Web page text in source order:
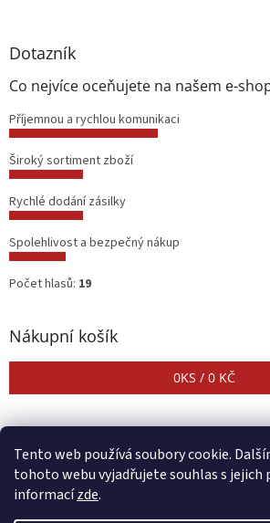
Tento web používá soubory cookie.
tohoto webu vyjadřujete souhlas s jejich
informacízde.
Dotazník
Co nejvíce oceňujete na našem e-
Příjemnou a rychlou komunikaci
Široký sortiment zboží
Rychlé dodání zásilky
Spolehlivost a bezpečný nákup
Počet hlasů: 19
Nákupní košík
0KS / 0 KČ